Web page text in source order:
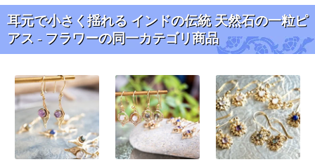
耳元で小さく揺れる インドの伝統 天然石の一粒ピ
アス - フラワーの同一カテゴリ商品